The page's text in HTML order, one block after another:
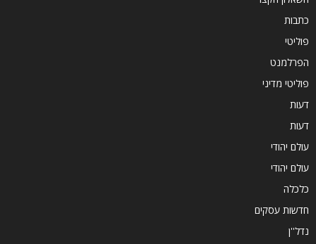
כתבות
פוליטי
הפרלמנט
פוליטי מדיני
דעות
דעות
עולם יהודי
עולם יהודי
כלכלה
חדשות עסקים
נדל''ן